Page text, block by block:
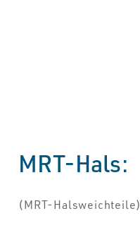
MRT-Hals:
(MRT-Halsweichteile)